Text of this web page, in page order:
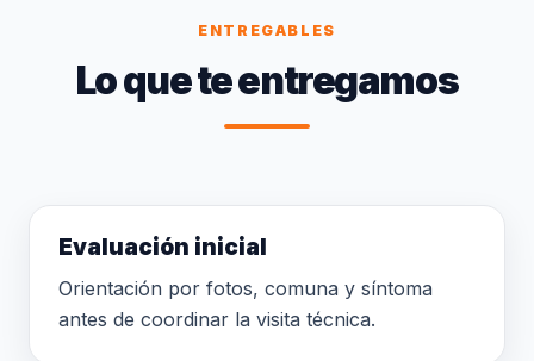
ENTREGABLES
Lo que te entregamos
Evaluación inicial
Orientación por fotos, comuna y síntoma
antes de coordinar la visita técnica.